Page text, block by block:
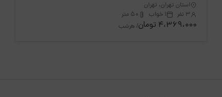
استان تهران، تهران
3 نفر
1 خواب 50 متر
4،369،000 تومان / هرشب